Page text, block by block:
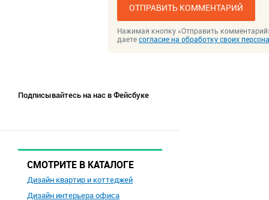
ОТПРАВИТЬ КОММЕНТАРИЙ
Нажимая кнопку «Отправить
даете согласие на обработку своих
Подписывайтесь на нас в Фейсбуке
СМОТРИТЕ В КАТАЛОГЕ
Дизайн квартир и коттеджей
Дизайн интерьера офиса